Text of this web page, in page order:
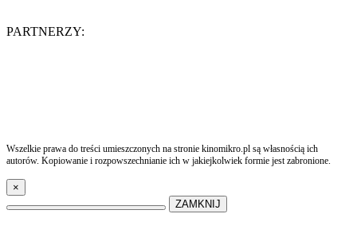
PARTNERZY:
Wszelkie prawa do treści umieszczonych na stronie kinomikro.pl są własnością ich
autorów. Kopiowanie i rozpowszechnianie ich w jakiejkolwiek formie jest zabronione.
×
ZAMKNIJ